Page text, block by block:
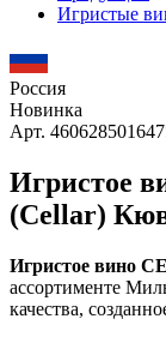
Игристые
Россия
Новинка
Арт.
Игристое
(Cellar)
Игристое вино
ассортименте
качества,